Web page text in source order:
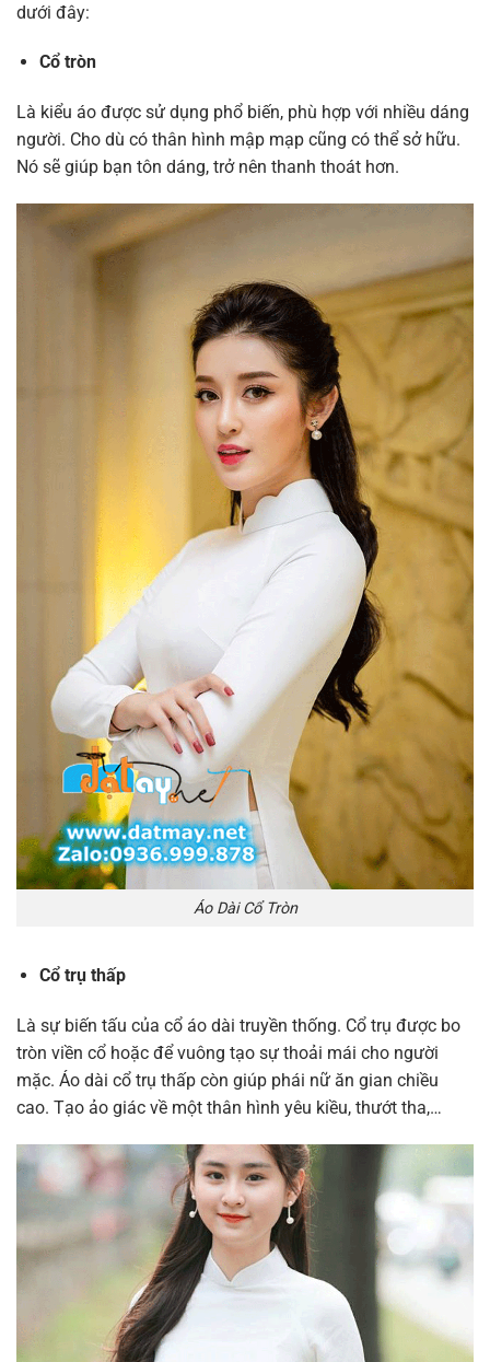
dưới đây:
Cổ tròn
Là kiểu áo được sử dụng phổ biến, phù hợp với nhiều dáng
người. Cho dù có thân hình mập mạp cũng có thể sở hữu.
Nó sẽ giúp bạn tôn dáng, trở nên thanh thoát hơn.
Áo Dài Cổ Tròn
Cổ trụ thấp
Là sự biến tấu của cổ áo dài truyền thống. Cổ trụ được bo
tròn viền cổ hoặc để vuông tạo sự thoải mái cho người
mặc. Áo dài cổ trụ thấp còn giúp phái nữ ăn gian chiều
cao. Tạo ảo giác về một thân hình yêu kiều, thướt tha,…